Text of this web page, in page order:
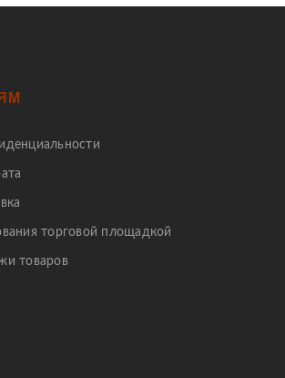
торговой площадкой
товаров